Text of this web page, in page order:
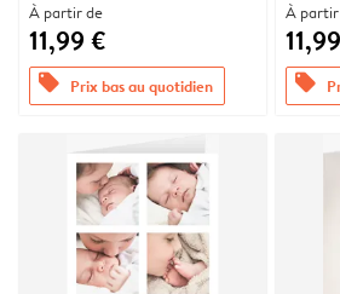
À partir de
11,99 €
offers Prix bas au quotidien
À
offers